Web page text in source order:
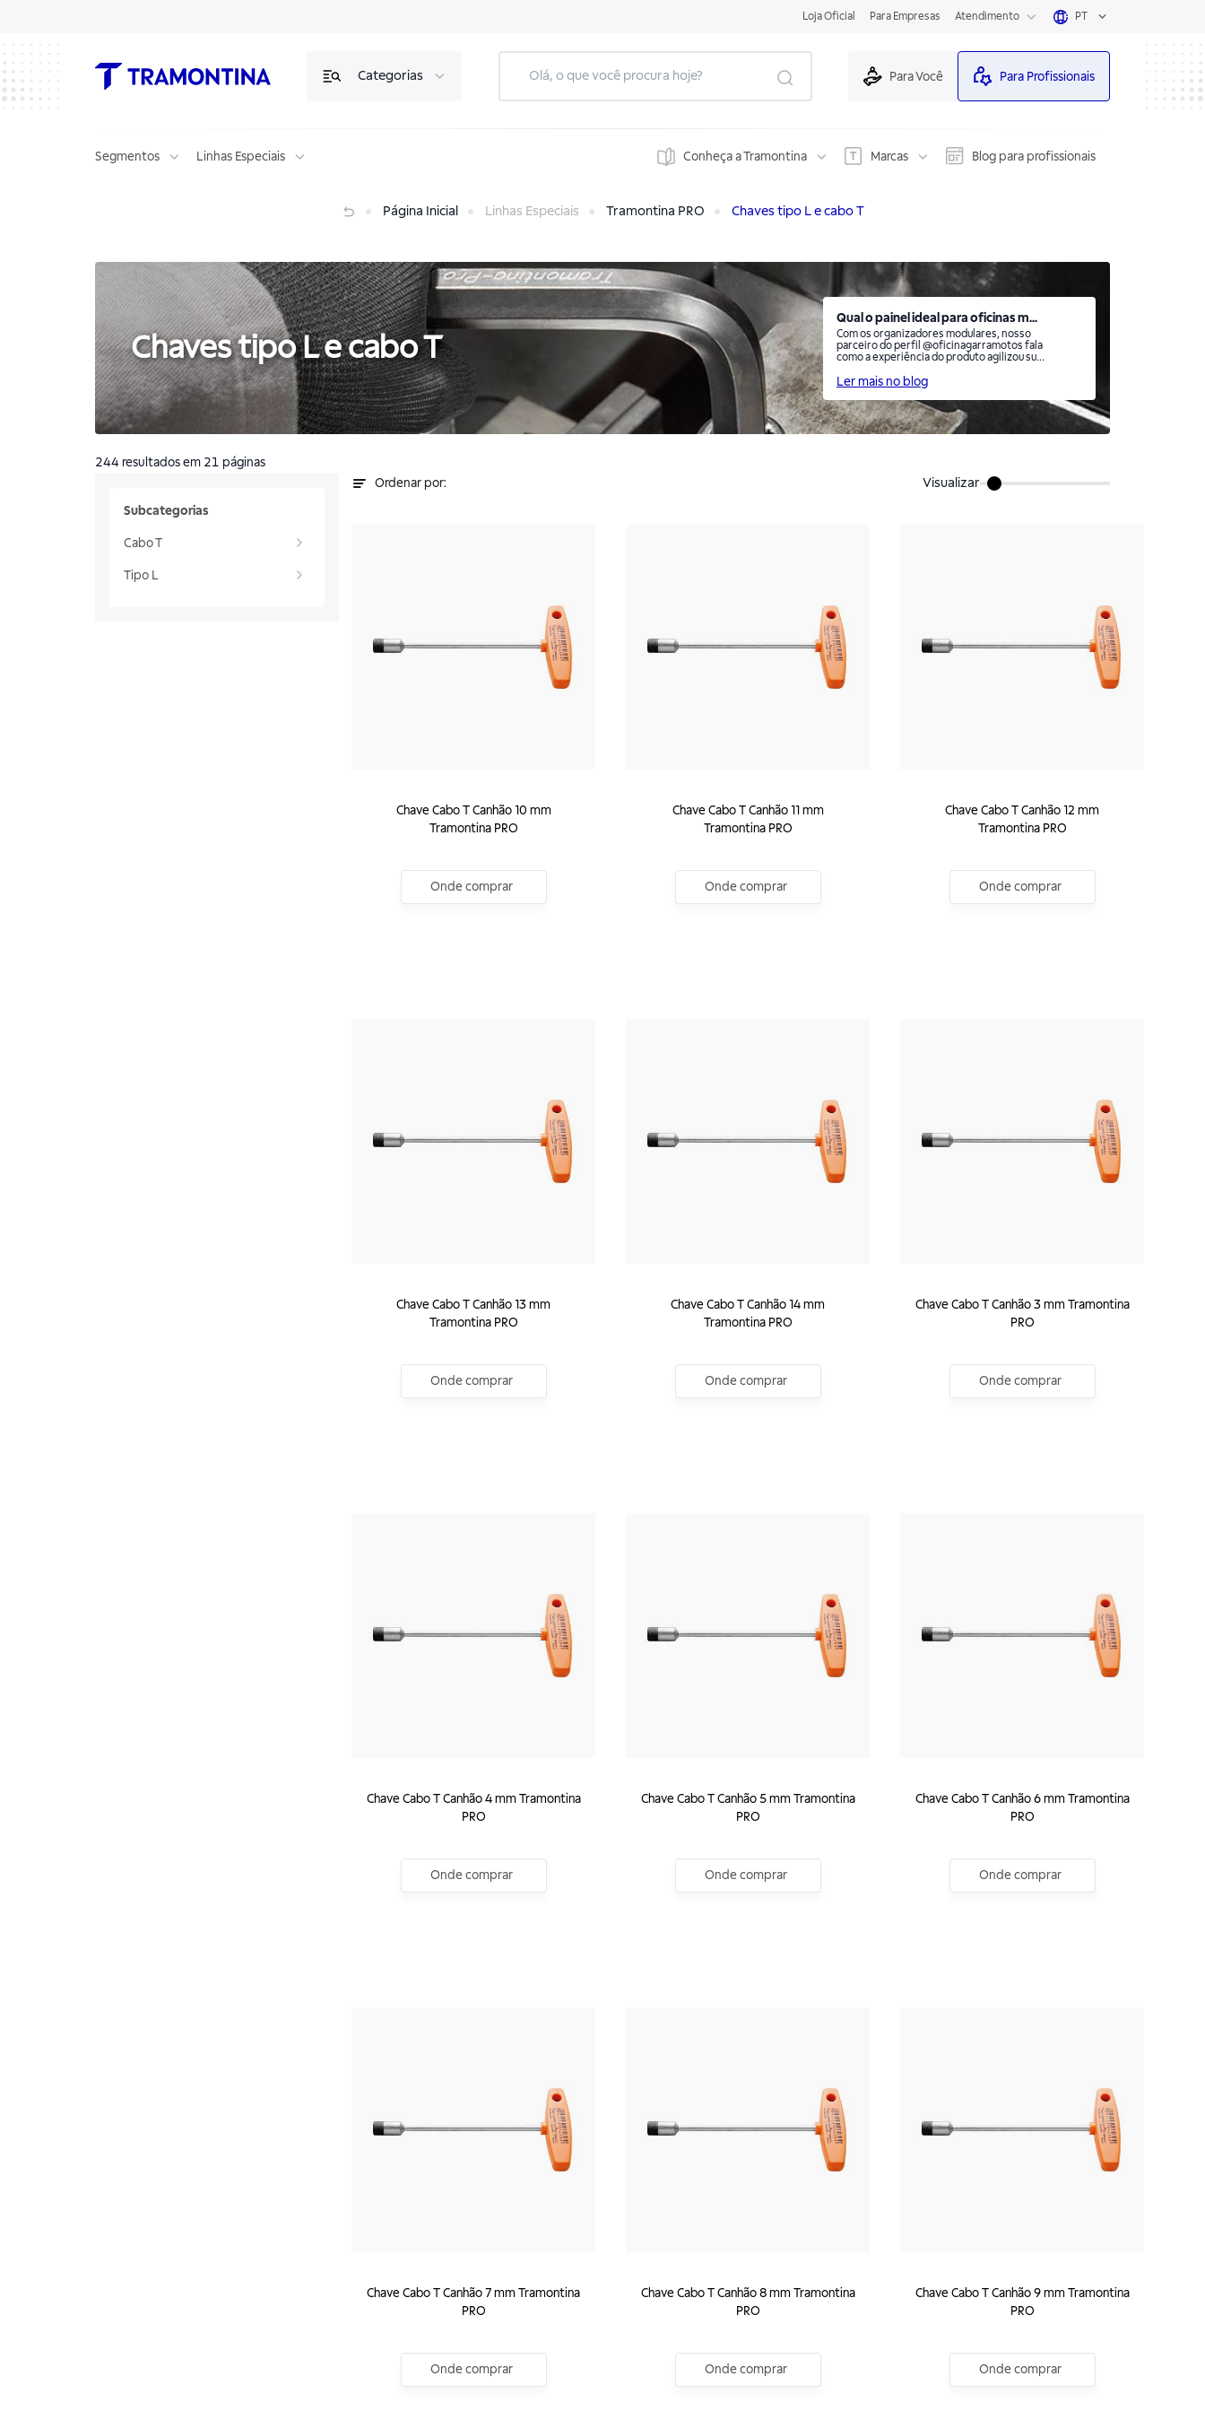
Loja Oficial Para Empresas Atendimento PT
Categorias Para Você Para Profissionais
Segmentos Linhas Especiais Conheça a Tramontina Marcas Blog para profissionais
Página Inicial Linhas Especiais Tramontina PRO Chaves tipo L e cabo T
Chaves tipo L e cabo T
Qual o painel ideal para oficinas m...
Com os organizadores modulares, nosso
parceiro do perfil @oficinagarramotos fala
como a experiência do produto agilizou sua
Ler mais no blog
Subcategorias
Cabo T
Tipo L
244 resultados em 21 páginas
Ordenar por:
Visualizar
Chave Cabo T Canhão 10 mm
Tramontina PRO
Onde comprar
Chave Cabo T Canhão 11 mm
Tramontina PRO
Onde comprar
Chave Cabo T Canhão 12 mm
Tramontina PRO
Onde comprar
Chave Cabo T Canhão 13 mm
Tramontina PRO
Onde comprar
Chave Cabo T Canhão 14 mm
Tramontina PRO
Onde comprar
Chave Cabo T Canhão 3 mm Tramontina
PRO
Onde comprar
Chave Cabo T Canhão 4 mm Tramontina
PRO
Onde comprar
Chave Cabo T Canhão 5 mm Tramontina
PRO
Onde comprar
Chave Cabo T Canhão 6 mm Tramontina
PRO
Onde comprar
Chave Cabo T Canhão 7 mm Tramontina
PRO
Onde comprar
Chave Cabo T Canhão 8 mm Tramontina
PRO
Onde comprar
Chave Cabo T Canhão 9 mm Tramontina
PRO
Onde comprar